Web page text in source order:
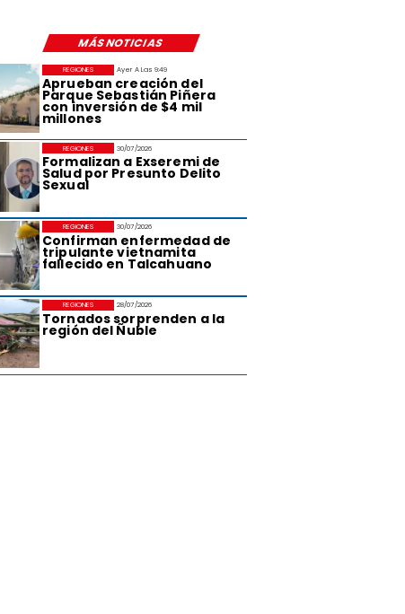
MÁS NOTICIAS
Ayer A Las 9:49
Aprueban creación del
Parque Sebastián Piñera
con inversión de $4 mil
millones
REGIONES
30/07/2026
Formalizan a Exseremi de
Salud por Presunto Delito
Sexual
REGIONES
30/07/2026
Confirman enfermedad de
tripulante vietnamita
fallecido en Talcahuano
REGIONES
28/07/2026
Tornados sorprenden a la
región del Ñuble
REGIONES